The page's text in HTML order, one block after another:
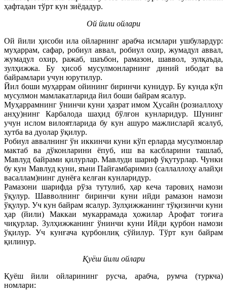
ҳафтадан тўрт кун зиёдадур.
Ой йили ойлари
Ой йили ҳисоби ила ойларнинг арабча исмлари ушбулардур:
муҳаррам, сафар, робиул аввал, робиул охир, жумадул аввал,
жумадул охир, ражаб, шаъбон, рамазон, шаввол, зулқаъда,
зулҳижжа. Бу ҳисоб мусулмонларнинг диний ибодат ва
байрамлари учун юрутилур.
Йил боши муҳаррам ойининг биринчи кунидур. Бу кунда кўп
мусулмон мамлакатларида йил боши байрам ясалур.
Муҳаррамнинг ўнинчи куни ҳазрат имом Ҳусайн (розиаллоҳу
анҳу)нинг Карбалода шаҳид бўлғон кунларидур. Шунинг
учун ислом вилоятларида бу кун ашуро мажлисларй ясалуб,
хутба ва дуолар ўқилур.
Робиул аввалнинг ўн иккинчи куни кўп ерларда мусулмонлар
мактаб ва дўконларини ёпуб, иш ва касбларини ташлаб,
Мавлуд байрами қилурлар. Мавлуди шариф ўқутурлар. Чунки
бу кун Мавлуд куни, яъни Пайғамбаримиз (саллаллоҳу алайҳи
васаллам)нинг дунёға келған кунларидур.
Рамазони шарифда рўза тутулиб, ҳар кеча таровиҳ намози
ўқулур. Шавволнинг биринчи куни ийди рамазон намози
ўқулур. Уч кун байрам ясалур. Зулҳижжанинг тўқизинчи куни
ҳар (йили) Маккаи мукаррамада ҳожилар Арофат тоғиға
чиқурлар. Зулҳижжанинг ўнинчи куни Ийди қурбон намози
ўқилур. Уч кунғача қурбонлиқ сўйилур. Тўрт кун байрам
қилинур.
Қуёш йили ойлари
Қуёш йили ойларининг русча, арабча, румча (туркча)
номлари: